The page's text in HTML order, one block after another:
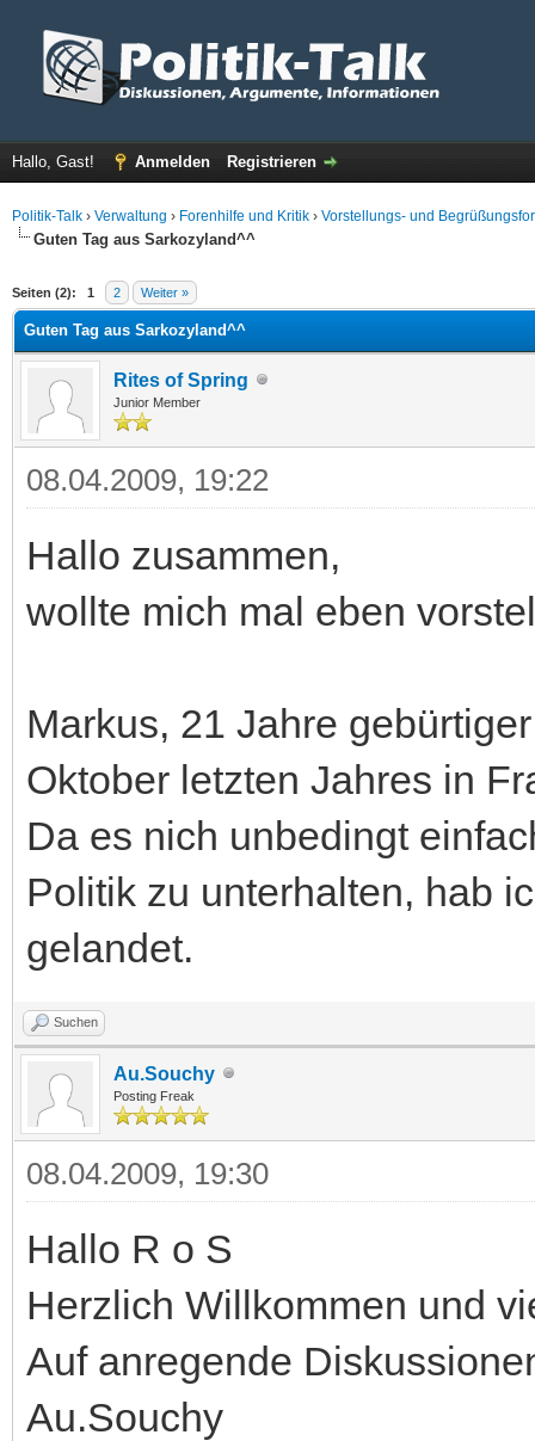
Hallo, Gast! Anmelden Registrieren
Politik-Talk › Verwaltung › Forenhilfe und Kritik › Vorstellungs- und
Guten Tag aus Sarkozyland^^
Seiten (2): 1 2 Weiter »
Durchschnitt
Guten Tag aus Sarkozyland^^
Rites of Spring
Junior Member
08.04.2009, 19:22
Hallo zusammen,
wollte mich mal eben
Markus, 21 Jahre
Oktober letzten Jahres in
Da es nich unbedingt
Politik zu unterhalten, hab
gelandet.
Suchen
Au.Souchy
Posting Freak
08.04.2009, 19:30
Hallo R o S
Herzlich Willkommen und
Auf anregende
Au.Souchy